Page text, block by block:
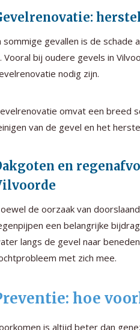
sommige gevallen is de
Vooral bij oudere gevels in
nodig zijn.
omvat een breed
van de gevel en het
en
de oorzaak van
een belangrijke
langs de gevel naar
met zich mee.
hoe
is altijd beter dan